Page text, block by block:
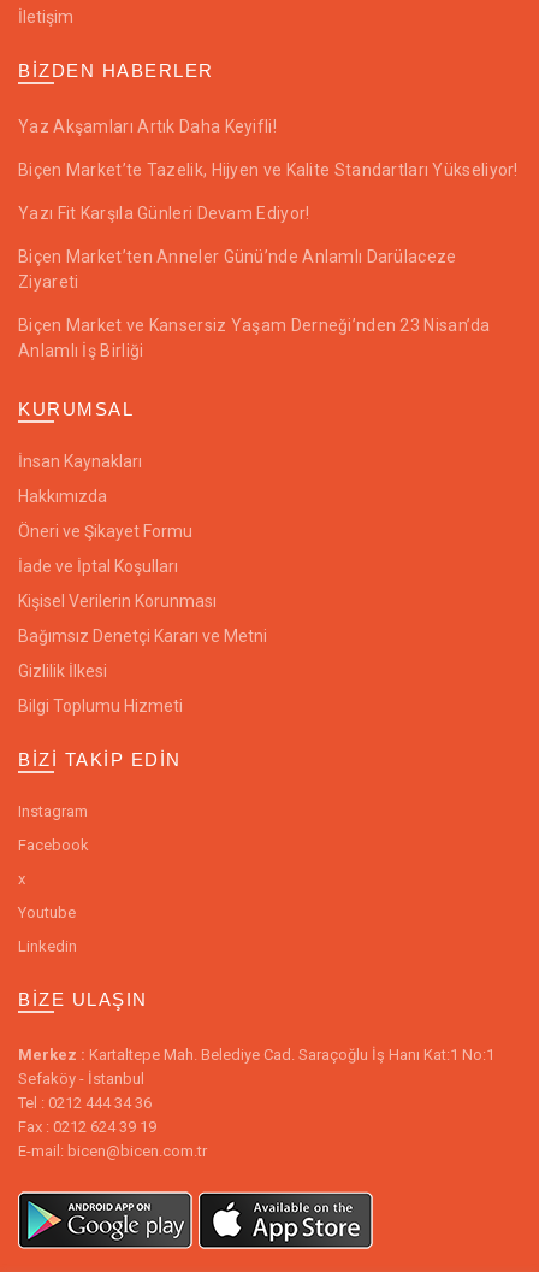
İletişim
BIZDEN HABERLER
Yaz Akşamları Artık Daha Keyifli!
Biçen Market’te Tazelik, Hijyen ve Kalite Standartları Yükseliyor!
Yazı Fit Karşıla Günleri Devam Ediyor!
Biçen Market’ten Anneler Günü’nde Anlamlı Darülaceze
Ziyareti
Biçen Market ve Kansersiz Yaşam Derneği’nden 23 Nisan’da
Anlamlı İş Birliği
KURUMSAL
İnsan Kaynakları
Hakkımızda
Öneri ve Şikayet Formu
İade ve İptal Koşulları
Kişisel Verilerin Korunması
Bağımsız Denetçi Kararı ve Metni
Gizlilik İlkesi
Bilgi Toplumu Hizmeti
BIZI TAKIP EDIN
Instagram
Facebook
x
Youtube
Linkedin
BIZE ULAŞIN
Merkez : Kartaltepe Mah. Belediye Cad. Saraçoğlu İş Hanı Kat:1 No:1
Sefaköy - İstanbul
Tel : 0212 444 34 36
Fax : 0212 624 39 19
E-mail: bicen@bicen.com.tr